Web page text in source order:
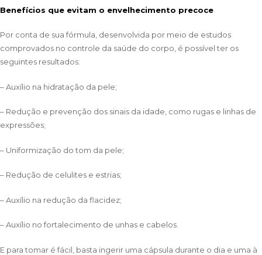
Benefícios que evitam o envelhecimento precoce
Por conta de sua fórmula, desenvolvida por meio de estudos
comprovados no controle da saúde do corpo, é possível ter os
seguintes resultados:
– Auxílio na hidratação da pele;
– Redução e prevenção dos sinais da idade, como rugas e linhas de
expressões;
– Uniformização do tom da pele;
– Redução de celulites e estrias;
– Auxílio na redução da flacidez;
– Auxílio no fortalecimento de unhas e cabelos.
E para tomar é fácil, basta ingerir uma cápsula durante o dia e uma à